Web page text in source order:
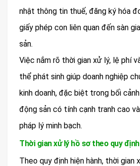
nhật thông tin thuế, đăng ký hóa
giấy phép con liên quan đến sàn
sản.
Việc nắm rõ thời gian xử lý, lệ phí
thể phát sinh giúp doanh nghiệp
kinh doanh, đặc biệt trong bối
động sản có tính cạnh tranh cao
pháp lý minh bạch.
Thời gian xử lý hồ sơ theo quy định
Theo quy định hiện hành, thời gian